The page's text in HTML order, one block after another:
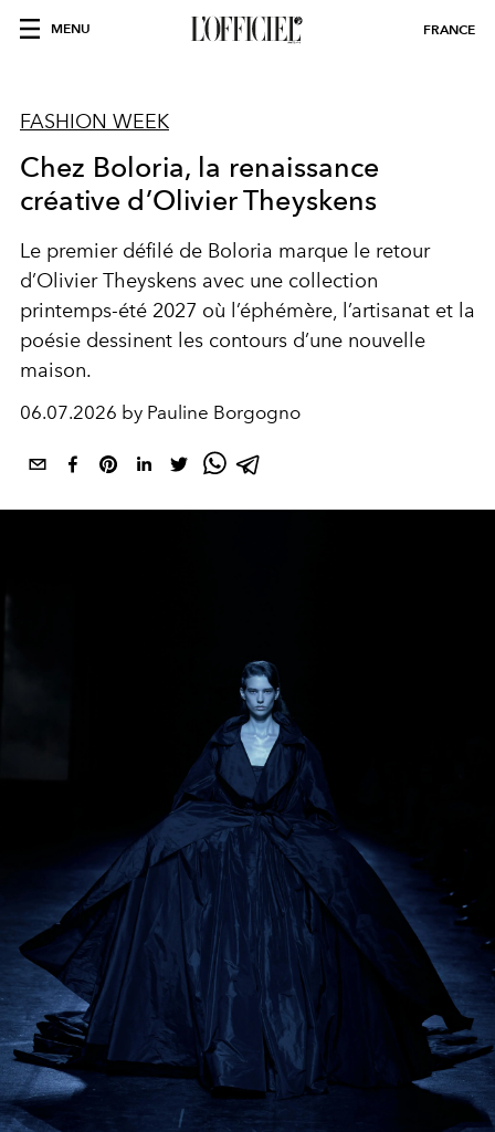
MENU FRANCE
FASHION WEEK
Chez Boloria, la renaissance
créative d’Olivier Theyskens
Le premier défilé de Boloria marque le retour
d’Olivier Theyskens avec une collection
printemps-été 2027 où l’éphémère, l’artisanat et la
poésie dessinent les contours d’une nouvelle
maison.
06.07.2026 by Pauline Borgogno